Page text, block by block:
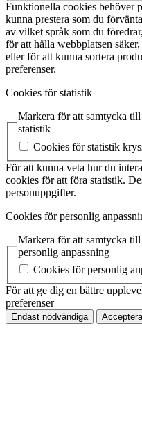
Funktionella cookies behöver
kunna prestera som du
av vilket språk som du
för att hålla webbplatsen
eller för att kunna sortera
preferenser.
Cookies för statistik
Markera för att samtycka
statistik
Cookies för statistik
För att kunna veta hur du
cookies för att föra statistik.
personuppgifter.
Cookies för personlig
Markera för att samtycka
personlig anpassning
Cookies för personlig
För att ge dig en bättre
preferenser
Endast nödvändiga